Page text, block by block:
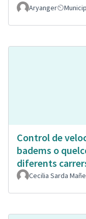
Aryanger
Control de
badems o
diferents
Cecilia Sarda Mañe